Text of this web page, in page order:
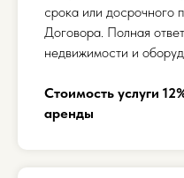
срока или досрочного
Договора. Полная
недвижимости и
Стоимость услуги
аренды